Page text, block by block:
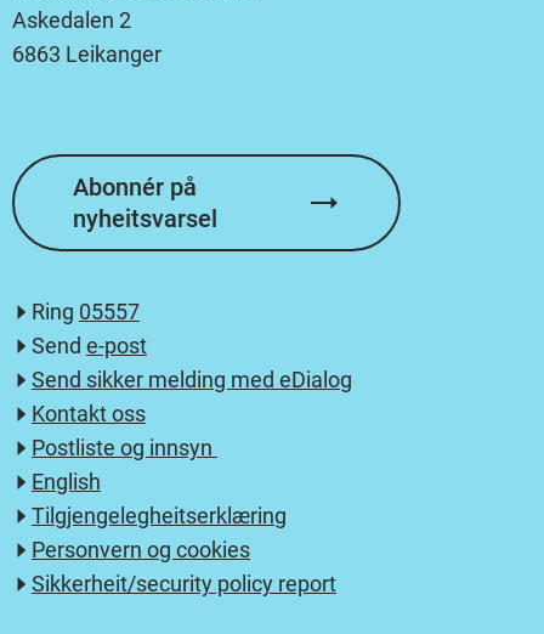
Askedalen 2
6863 Leikanger
Abonnér på
nyheitsvarsel
Ring 05557
Send e-post
Send sikker melding med eDialog
Kontakt oss
Postliste og innsyn
English
Tilgjengelegheitserklæring
Personvern og cookies
Sikkerheit/security policy report